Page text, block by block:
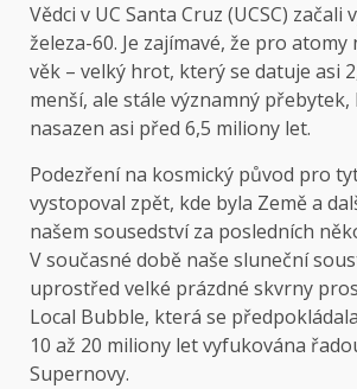
Vědci v UC Santa Cruz (UCSC) začali
železa-60. Je zajímavé, že pro
věk – velký hrot, který se datuje asi
menší, ale stále významný
nasazen asi před 6,5 miliony let.
Podezření na kosmický původ pro
vystopoval zpět, kde byla Země a
našem sousedství za posledních
V současné době naše sluneční
uprostřed velké prázdné skvrny
Local Bubble, která se
10 až 20 miliony let vyfukována
Supernovy.